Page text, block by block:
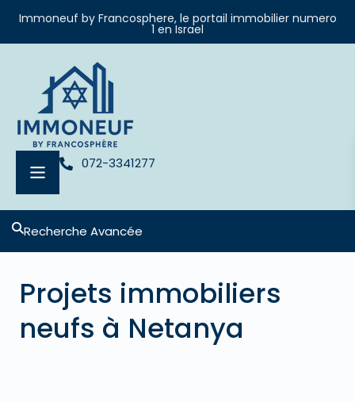
Immoneuf by Francosphere, le portail immobilier numero
1 en Israel
072-3341277
Recherche Avancée
Projets immobiliers
neufs à Netanya